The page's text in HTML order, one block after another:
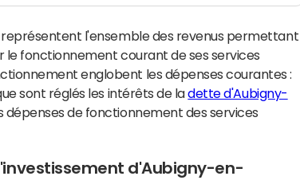
l'ensemble des revenus permettant
le fonctionnement courant de ses services
englobent les dépenses courantes :
sont réglés les intérêts de ladette d'Aubigny-
dépenses de fonctionnement des services
d'Aubigny-en-